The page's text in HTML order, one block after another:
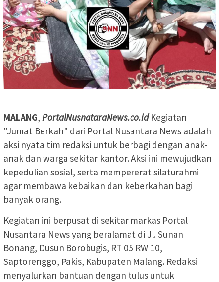
MALANG, PortalNusnataraNews.co.idKegiatan
"Jumat Berkah" dari Portal Nusantara News adalah
aksi nyata tim redaksi untuk berbagi dengan anak-
anak dan warga sekitar kantor. Aksi ini mewujudkan
kepedulian sosial, serta mempererat silaturahmi
agar membawa kebaikan dan keberkahan bagi
banyak orang.
Kegiatan ini berpusat di sekitar markas Portal
Nusantara News yang beralamat di Jl. Sunan
Bonang, Dusun Borobugis, RT 05 RW 10,
Saptorenggo, Pakis, Kabupaten Malang. Redaksi
menyalurkan bantuan dengan tulus untuk